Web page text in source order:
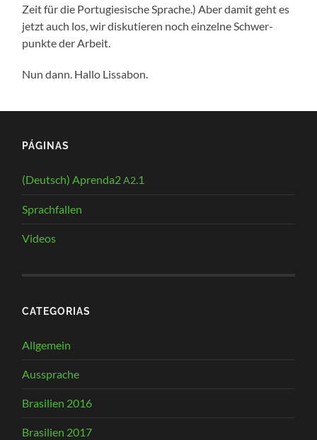
Zeit für die Por­tu­gie­si­sche Spra­che.) Aber damit geht es
jetzt auch los, wir dis­ku­tie­ren noch ein­zel­ne Schwer­
punk­te der Arbeit.
Nun dann. Hal­lo Lissabon.
PÁGINAS
(Deutsch) Aprenda2A2.1
Sprachfallen
Videos
CATEGORIAS
Allgemein
Aussprache
Brasilien 2016
Brasilien 2017